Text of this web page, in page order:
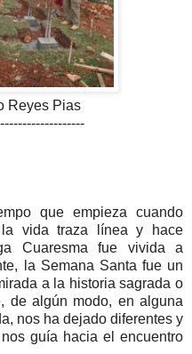
Reyes Pias
que empieza cuando
vida traza línea y hace
Cuaresma fue vivida a
la Semana Santa fue un
a la historia sagrada o
de algún modo, en alguna
nos ha dejado diferentes y
guía hacia el encuentro